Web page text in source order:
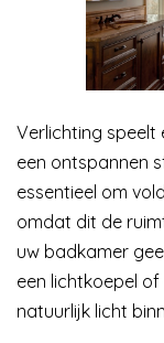
Verlichting speelt
een ontspannen
essentieel om
omdat dit de
uw badkamer
een lichtkoepel
natuurlijk licht